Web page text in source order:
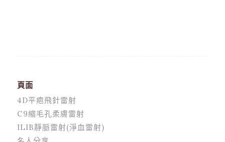
頁面
4D平疤飛針雷射
C9縮毛孔柔膚雷射
ILIB靜脈雷射(淨血雷射)